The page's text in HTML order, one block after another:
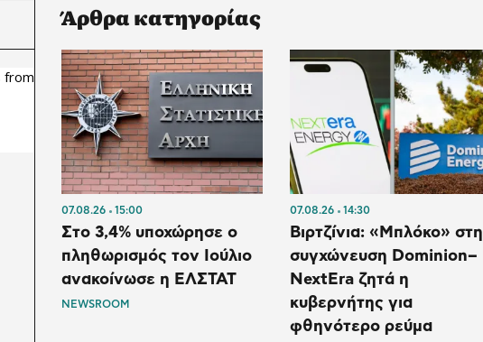
Άρθρα κατηγορίας
07.08.26 15:00
Στο 3,4% υποχώρησε ο
πληθωρισμός τον Ιούλιο
ανακοίνωσε η ΕΛΣΤΑΤ
NEWSROOM
07.08.26 14:30
Βιρτζίνια: «Μπλόκο» στη
συγχώνευση Dominion–
NextEra ζητά η
κυβερνήτης για
φθηνότερο ρεύμα